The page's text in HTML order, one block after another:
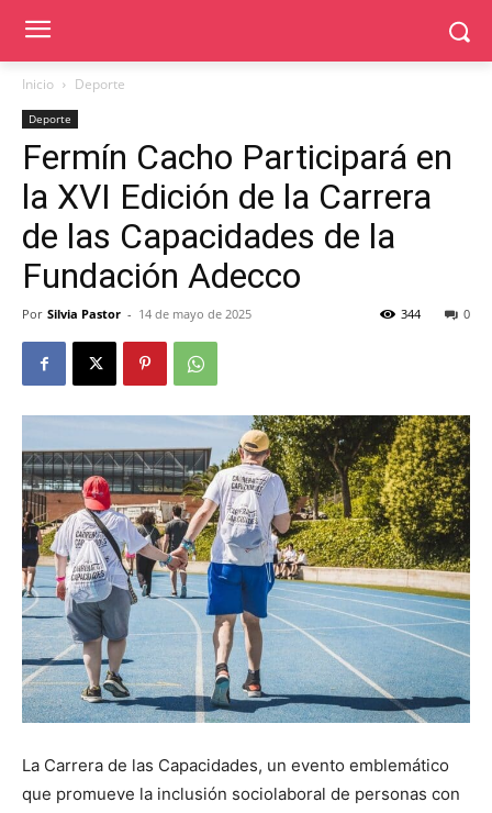
Inicio Deporte
Deporte
Fermín Cacho Participará en
la XVI Edición de la Carrera
de las Capacidades de la
Fundación Adecco
Por Silvia Pastor - 14 de mayo de 2025 0
344
La Carrera de las Capacidades, un evento emblemático
que promueve la inclusión sociolaboral de personas con